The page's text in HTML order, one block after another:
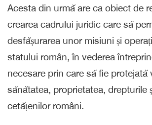
Acesta din urmă are ca obiect de
crearea cadrului juridic care să
desfășurarea unor misiuni și
statului român, în vederea
necesare prin care să fie protejată
sănătatea, proprietatea, drepturile
cetățenilor români.